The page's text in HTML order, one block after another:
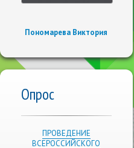
Пономарева Виктория
Опрос
ПРОВЕДЕНИЕ
ВСЕРОССИЙСКОГО